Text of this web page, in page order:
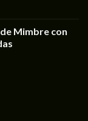
Mimbre con